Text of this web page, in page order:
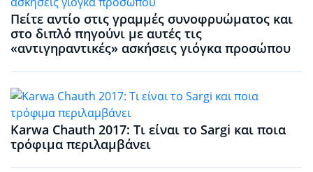
Πείτε αντίο στις γραμμές συνοφρυώματος και
στο διπλό πηγούνι με αυτές τις
«αντιγηραντικές» ασκήσεις γιόγκα προσώπου
Karwa Chauth 2017: Τι είναι το Sargi και ποια
τρόφιμα περιλαμβάνει